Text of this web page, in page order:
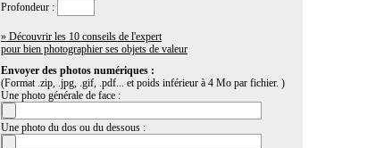
Profondeur :
» Découvrir les 10 conseils de l'expert
pour bien photographier ses objets de valeur
Envoyer des photos numériques :
(Format .zip, .jpg, .gif, .pdf... et poids inférieur à 4 Mo par fichier. )
Une photo générale de face :
Une photo du dos ou du dessous :